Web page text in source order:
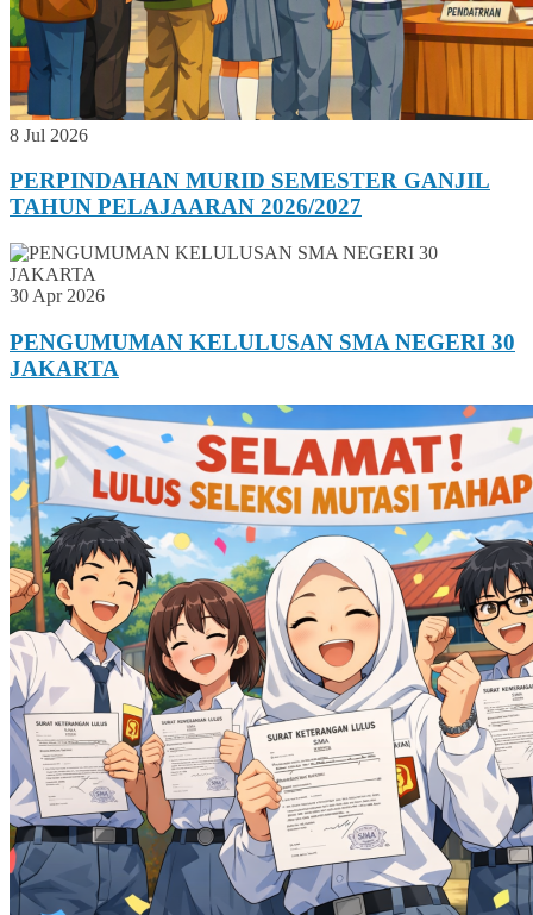
8 Jul 2026
PERPINDAHAN MURID SEMESTER GANJIL
TAHUN PELAJAARAN 2026/2027
30 Apr 2026
PENGUMUMAN KELULUSAN SMA NEGERI 30
JAKARTA